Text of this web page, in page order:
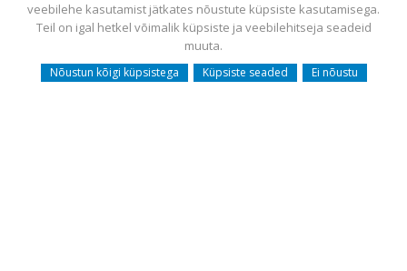
Utiliseerimine
Sisukaart
Webmail
veebilehe kasutamist jätkates nõustute küpsiste kasutamisega.
Teil on igal hetkel võimalik küpsiste ja veebilehitseja seadeid
muuta.
Nõustun kõigi küpsistega Küpsiste seaded Ei nõustu